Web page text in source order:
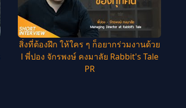
สิ่งที่ต้องฝึก ให้ใคร ๆ ก็อยากร่วมงานด้วย
l พี่ปอง จักรพงษ์ คงมาลัย Rabbit's Tale
PR